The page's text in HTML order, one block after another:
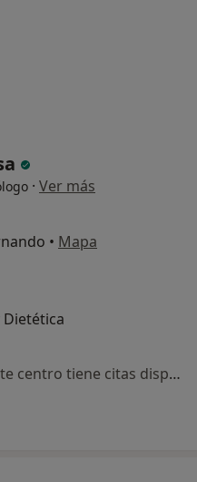
· Ver más
• Mapa
Ningún profesional de este centro tiene citas disponibles